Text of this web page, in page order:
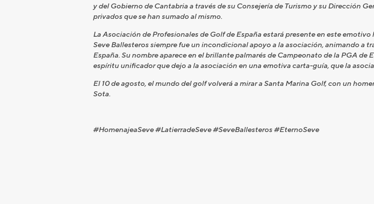
y del Gobierno de Cantabria a través de su Consejería de Turismo y su Dirección
privados que se han sumado al mismo.
La Asociación de Profesionales de Golf de España estará presente en este
Seve Ballesteros siempre fue un incondicional apoyo a la asociación, animando a
España. Su nombre aparece en el brillante palmarés de Campeonato de la PGA de
espíritu unificador que dejo a la asociación en una emotiva carta-guía, que la
El 10 de agosto, el mundo del golf volverá a mirar a Santa Marina Golf, con un
Sota.
#HomenajeaSeve #LatierradeSeve #SeveBallesteros #EternoSeve